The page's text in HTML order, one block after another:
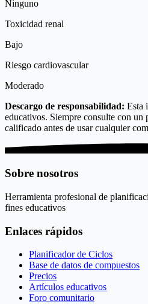
Ninguno
Toxicidad renal
Bajo
Riesgo cardiovascular
Moderado
Descargo de responsabilidad: Esta
educativos. Siempre consulte con un
calificado antes de usar cualquier
Sobre nosotros
Herramienta profesional de
fines educativos
Enlaces rápidos
Planificador de Ciclos
Base de datos de compuestos
Precios
Artículos educativos
Foro comunitario